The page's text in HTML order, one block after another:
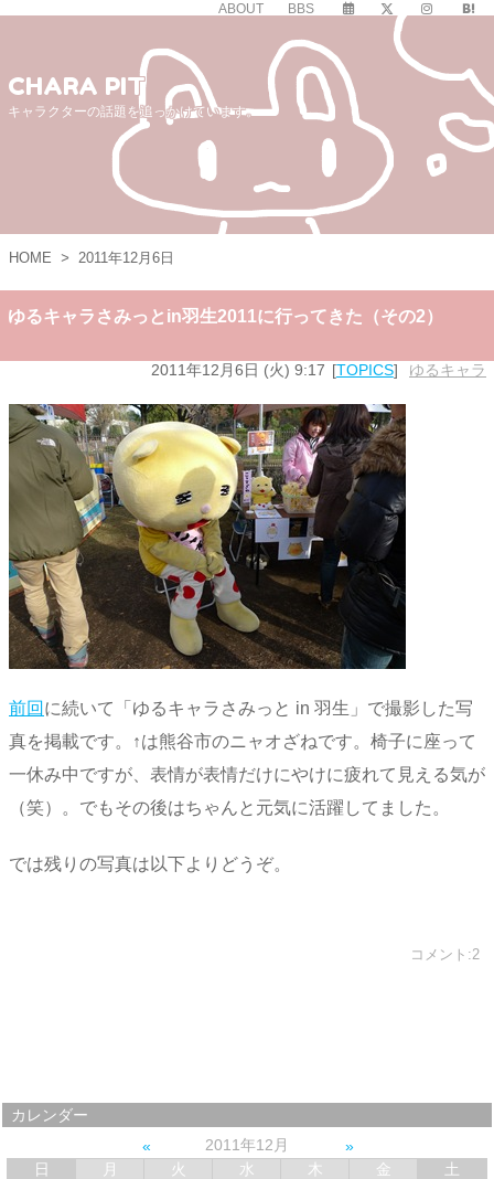
ABOUT BBS
CHARA PIT
キャラクターの話題を追っかけています。
HOME > 2011年12月6日
ゆるキャラさみっとin羽生2011に行ってきた（その2）
2011年12月6日 (火) 9:17 TOPICS ゆるキャラ
前回 に続いて「ゆるキャラさみっと in 羽生」で撮影した写
真を掲載です。↑は熊谷市のニャオざねです。椅子に座って
一休み中ですが、表情が表情だけにやけに疲れて見える気が
（笑）。でもその後はちゃんと元気に活躍してました。
では残りの写真は以下よりどうぞ。
コメント:2
カレンダー
2011年12月
日
月 火 水 木 金
土